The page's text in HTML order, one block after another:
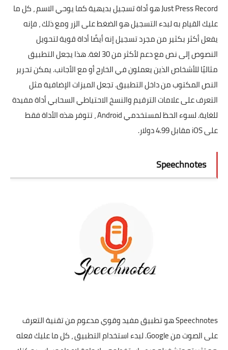
Just Press Record هو أداة تسجيل بديهية كما يوحي الاسم ، كل ما
عليك القيام به لبدء التسجيل هو الضغط على الزر ومع ذلك ، فإنه
يفعل أكثر بكثير من مجرد تسجيل إنه أيضًا أداة قوية لتحويل
النصوص إلى نص مع دعم لأكثر من 30 لغة. هذا يجعل التطبيق
مثاليًا للأشخاص الذين يعملون في الخارج أو مع الأجانب. يمكن تحرير
النص المكتوب من داخل التطبيق. تجعل الميزات الإضافية مثل
التعرف على علامات الترقيم والنسخ الاحتياطي السحابي أداة مفيدة
للغاية. لسوء الحظ لمستخدمي Android ، تتوفر هذه الأداة فقط
على iOS مقابل 4.99 دولار.
Speechnotes
Speechnotes هو تطبيق مفيد وقوي مدعوم من تقنية التعرف
على الصوت من Google. لبدء استخدام التطبيق ، كل ما عليك فعله